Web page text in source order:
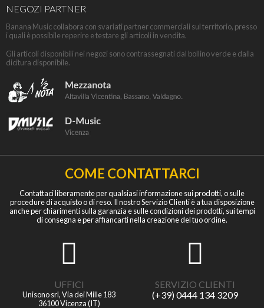
NEGOZI PARTNER
Banana Music collabora con svariati partner commerciali sul territorio, presso
i quali è possibile reperire e testare gli articoli in vendita.
Gli articoli disponibili nei negozi sono contrassegnati dal bollino verde e dalla
dicitura disponibile.
COME CONTATTARCI
Contattaci liberamente per qualsiasi informazione sui prodotti, o sulle
procedure di acquisto o di reso. Il nostro Servizio Clienti è a tua disposizione
anche per chiarimenti sulla garanzia e sulle condizioni dei prodotti, sui tempi
di consegna e per affiancarti nella creazione del tuo ordine.
UFFICI
Unisono srl, Via dei Mille 183
36100 Vicenza (IT)
SERVIZIO CLIENTI
(+39) 0444 134 3209